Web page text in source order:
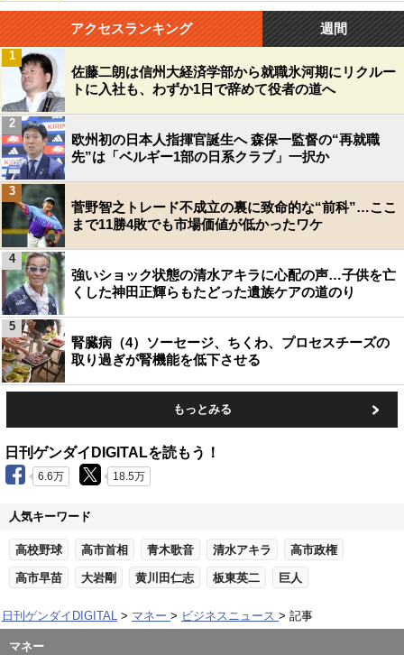
アクセスランキング 週間
佐藤二朗は信州大経済学部から就職氷河期にリクルー
トに入社も、わずか1日で辞めて役者の道へ
1
欧州初の日本人指揮官誕生へ 森保一監督の“再就職
先”は「ベルギー1部の日系クラブ」一択か
2
菅野智之トレード不成立の裏に致命的な“前科”…ここ
まで11勝4敗でも市場価値が低かったワケ
3
強いショック状態の清水アキラに心配の声…子供を亡
くした神田正輝らもたどった遺族ケアの道のり
4
腎臓病（4）ソーセージ、ちくわ、プロセスチーズの
取り過ぎが腎機能を低下させる
5
もっとみる
日刊ゲンダイDIGITALを読もう！
6.6万 18.5万
人気キーワード
高校野球 高市首相 青木歌音 清水アキラ 高市政権
高市早苗 大岩剛 黄川田仁志 板東英二 巨人
日刊ゲンダイDIGITAL マネー ビジネスニュース 記事
マネー